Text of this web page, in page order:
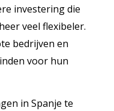
investering die
veel flexibeler.
bedrijven en
voor hun
in Spanje te